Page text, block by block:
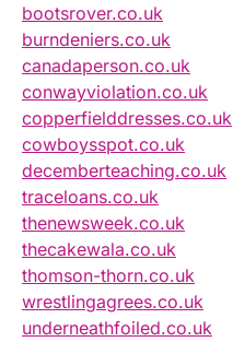
bootsrover.co.uk
burndeniers.co.uk
canadaperson.co.uk
conwayviolation.co.uk
copperfielddresses.co.uk
cowboysspot.co.uk
decemberteaching.co.uk
traceloans.co.uk
thenewsweek.co.uk
thecakewala.co.uk
thomson-thorn.co.uk
wrestlingagrees.co.uk
underneathfoiled.co.uk